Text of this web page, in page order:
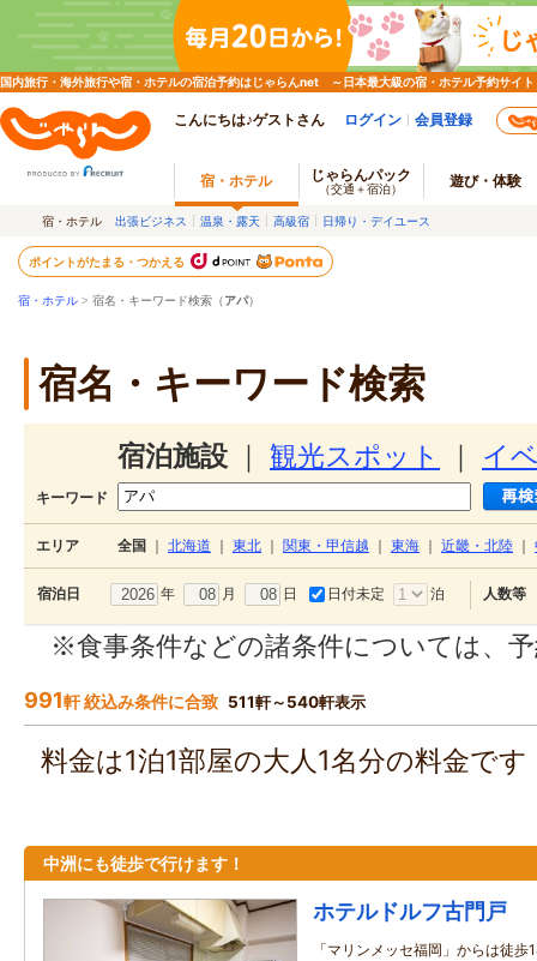
国内旅行・海外旅行や宿・ホテルの宿泊予約はじゃらんnet ～日本最大級の宿・ホテル予約サイト
こんにちは♪ゲストさん ログイン 会員登録
宿・ホテル じゃらんパック
（交通＋宿泊） 遊び・体験
宿・ホテル 出張ビジネス 温泉・露天 高級宿 日帰り・デイユース
ポイントがたまる・つかえる
宿・ホテル > 宿名・キーワード検索（アパ）
宿名・キーワード検索
宿泊施設 観光スポット イ
キーワード
エリア 全国 北海道 東北 関東・甲信越 東海 近畿・北陸
宿泊日 年 月 日 日付未定 泊 人数等
※食事条件などの諸条件については、
991軒 絞込み条件に合致 511軒～540軒表示
料金は1泊1部屋の大人1名分の料金で
中洲にも徒歩で行けます！
ホテルドルフ古門戸
「マリンメッセ福岡」からは徒歩